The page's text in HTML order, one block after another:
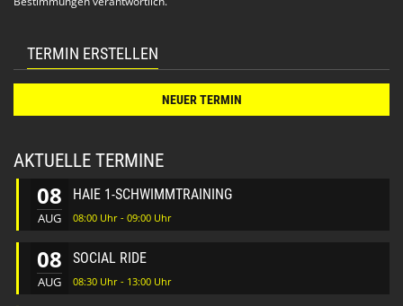
TERMIN ERSTELLEN
NEUER TERMIN
AKTUELLE TERMINE
08
AUG
HAIE 1-SCHWIMMTRAINING
08:00 Uhr - 09:00 Uhr
08
AUG
SOCIAL RIDE
08:30 Uhr - 13:00 Uhr